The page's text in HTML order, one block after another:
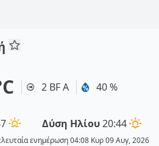
2 BF Α 40 %
Δύση Ηλίου20:44
ενημέρωση 04:08 Κυρ 09 Αυγ, 2026